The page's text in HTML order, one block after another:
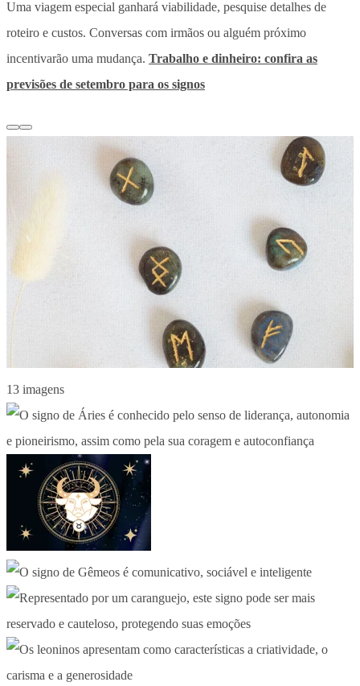
Uma viagem especial ganhará viabilidade, pesquise detalhes de
roteiro e custos. Conversas com irmãos ou alguém próximo
incentivarão uma mudança. Trabalho e dinheiro: confira as
previsões de setembro para os signos
13 imagens